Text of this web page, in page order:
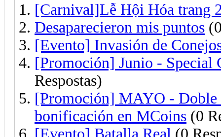
[Carnival]Lễ Hội Hóa trang
Desaparecieron mis puntos
[Evento] Invasión de
[Promoción] Junio - Special
Respostas)
[Promoción] MAYO - Doble
bonificación en MCoins (0